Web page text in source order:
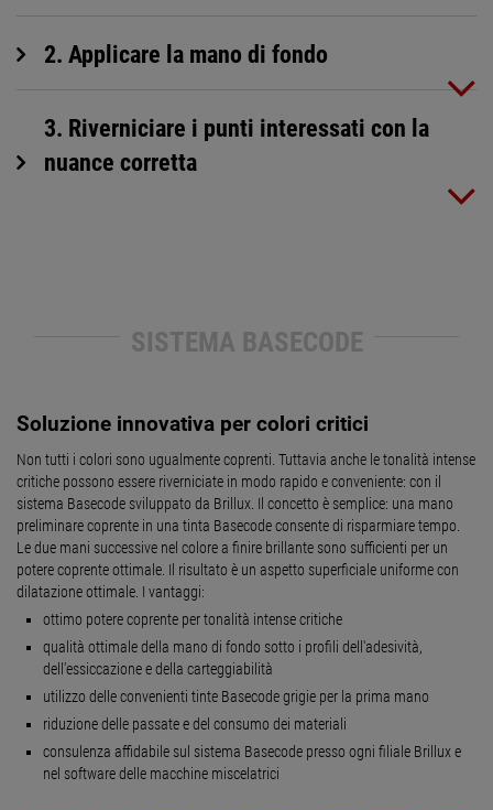
2. Applicare la mano di fondo
3. Riverniciare i punti interessati con la
nuance corretta
SISTEMA BASECODE
Soluzione innovativa per colori critici
Non tutti i colori sono ugualmente coprenti. Tuttavia anche le tonalità intense
critiche possono essere riverniciate in modo rapido e conveniente: con il
sistema Basecode sviluppato da Brillux. Il concetto è semplice: una mano
preliminare coprente in una tinta Basecode consente di risparmiare tempo.
Le due mani successive nel colore a finire brillante sono sufficienti per un
potere coprente ottimale. Il risultato è un aspetto superficiale uniforme con
dilatazione ottimale. I vantaggi:
ottimo potere coprente per tonalità intense critiche
qualità ottimale della mano di fondo sotto i profili dell'adesività,
dell'essiccazione e della carteggiabilità
utilizzo delle convenienti tinte Basecode grigie per la prima mano
riduzione delle passate e del consumo dei materiali
consulenza affidabile sul sistema Basecode presso ogni filiale Brillux e
nel software delle macchine miscelatrici